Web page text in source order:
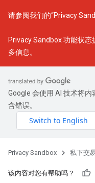
请参阅我们的“Privacy
Privacy Sandbox 功能状态
多信息。
Google 会使用 AI 技术将
含错误。
Privacy Sandbox 私下交
该内容对您有帮助吗？